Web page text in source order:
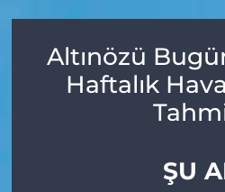
Altınözü
Haftalık
ŞU